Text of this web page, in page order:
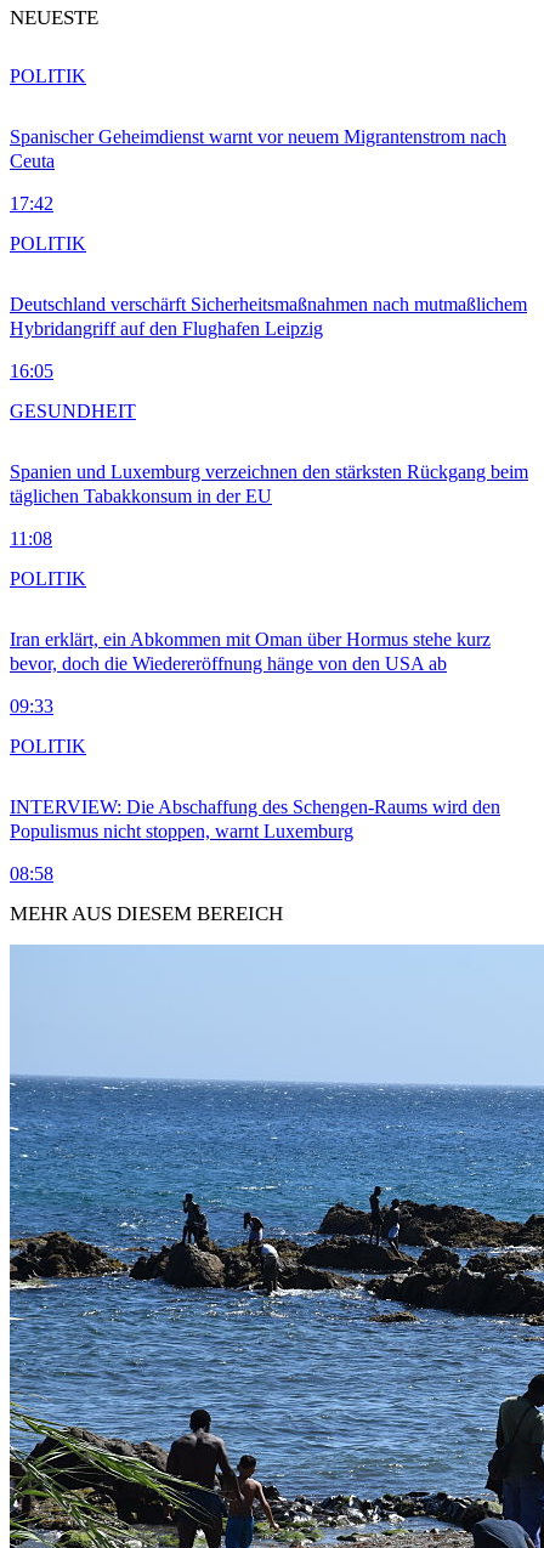
NEUESTE
Spanischer Geheimdienst warnt vor neuem Migrantenstrom nach
Ceuta
17:42
POLITIK
Deutschland verschärft Sicherheitsmaßnahmen nach mutmaßlichem
Hybridangriff auf den Flughafen Leipzig
16:05
POLITIK
Spanien und Luxemburg verzeichnen den stärksten Rückgang beim
täglichen Tabakkonsum in der EU
11:08
GESUNDHEIT
Iran erklärt, ein Abkommen mit Oman über Hormus stehe kurz
bevor, doch die Wiedereröffnung hänge von den USA ab
09:33
POLITIK
INTERVIEW: Die Abschaffung des Schengen-Raums wird den
Populismus nicht stoppen, warnt Luxemburg
08:58
POLITIK
MEHR AUS DIESEM BEREICH